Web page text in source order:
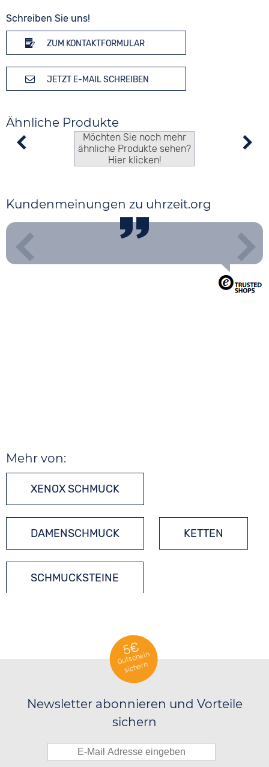
Schreiben Sie uns!
ZUM KONTAKTFORMULAR
JETZT E-MAIL SCHREIBEN
Ähnliche Produkte
Möchten Sie noch mehr
ähnliche Produkte sehen?
Hier klicken!
Kundenmeinungen zu uhrzeit.org
Mehr von:
XENOX SCHMUCK
DAMENSCHMUCK KETTEN
SCHMUCKSTEINE
5€
Gutschein
sichern
Newsletter abonnieren und Vorteile
sichern